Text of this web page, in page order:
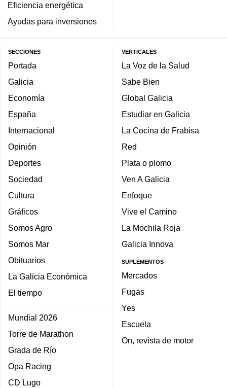
Eficiencia energética
Ayudas para inversiones
SECCIONES
Portada
Galicia
Economía
España
Internacional
Opinión
Deportes
Sociedad
Cultura
Gráficos
Somos Agro
Somos Mar
Obituarios
La Galicia Económica
El tiempo
Mundial 2026
Torre de Marathon
Grada de Río
Opa Racing
CD Lugo
VERTICALES
La Voz de la Salud
Sabe Bien
Global Galicia
Estudiar en Galicia
La Cocina de Frabisa
Red
Plata o plomo
Ven A Galicia
Enfoque
Vive el Camino
La Mochila Roja
Galicia Innova
SUPLEMENTOS
Mercados
Fugas
Yes
Escuela
On, revista de motor